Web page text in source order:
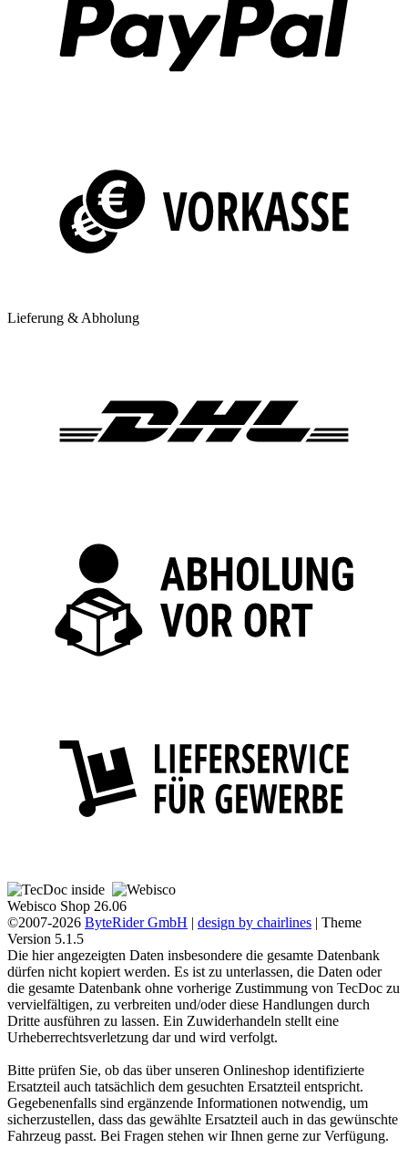
Lieferung & Abholung
Webisco Shop 26.06
©2007-2026 ByteRider GmbH | design by chairlines | Theme
Version 5.1.5
Die hier angezeigten Daten insbesondere die gesamte Datenbank
dürfen nicht kopiert werden. Es ist zu unterlassen, die Daten oder
die gesamte Datenbank ohne vorherige Zustimmung von TecDoc zu
vervielfältigen, zu verbreiten und/oder diese Handlungen durch
Dritte ausführen zu lassen. Ein Zuwiderhandeln stellt eine
Urheberrechtsverletzung dar und wird verfolgt.
Bitte prüfen Sie, ob das über unseren Onlineshop identifizierte
Ersatzteil auch tatsächlich dem gesuchten Ersatzteil entspricht.
Gegebenenfalls sind ergänzende Informationen notwendig, um
sicherzustellen, dass das gewählte Ersatzteil auch in das gewünschte
Fahrzeug passt. Bei Fragen stehen wir Ihnen gerne zur Verfügung.